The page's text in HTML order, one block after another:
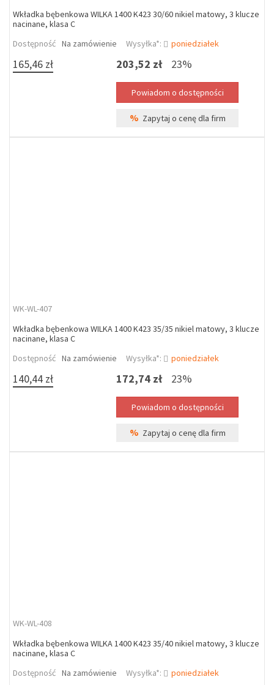
Wkładka bębenkowa WILKA 1400 K423 30/60 nikiel matowy, 3 klucze
nacinane, klasa C
Dostępność Na zamówienie Wysyłka*: poniedziałek
165,46 zł 203,52 zł 23%
% Zapytaj o cenę dla firm
WK-WL-407
Wkładka bębenkowa WILKA 1400 K423 35/35 nikiel matowy, 3 klucze
nacinane, klasa C
Dostępność Na zamówienie Wysyłka*: poniedziałek
140,44 zł 172,74 zł 23%
% Zapytaj o cenę dla firm
WK-WL-408
Wkładka bębenkowa WILKA 1400 K423 35/40 nikiel matowy, 3 klucze
nacinane, klasa C
Dostępność Na zamówienie Wysyłka*: poniedziałek